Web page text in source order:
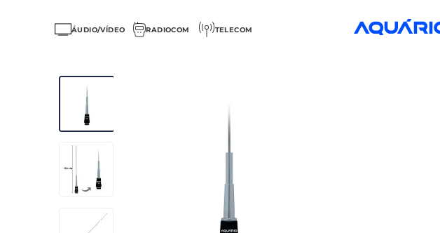
ÁUDIO/VÍDEO RADIOCOM TELECOM